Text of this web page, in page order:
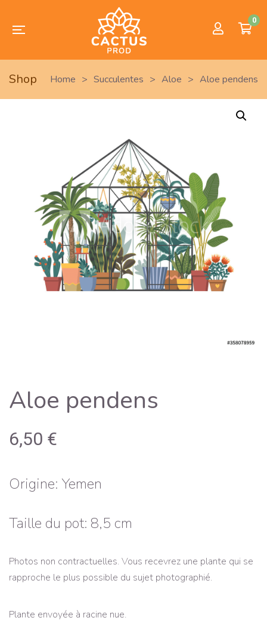
0
Shop Home > Succulentes > Aloe > Aloe pendens
Aloe pendens
6,50 €
Origine: Yemen
Taille du pot: 8,5 cm
Photos non contractuelles. Vous recevrez une plante qui se
rapproche le plus possible du sujet photographié.
Plante envoyée à racine nue.